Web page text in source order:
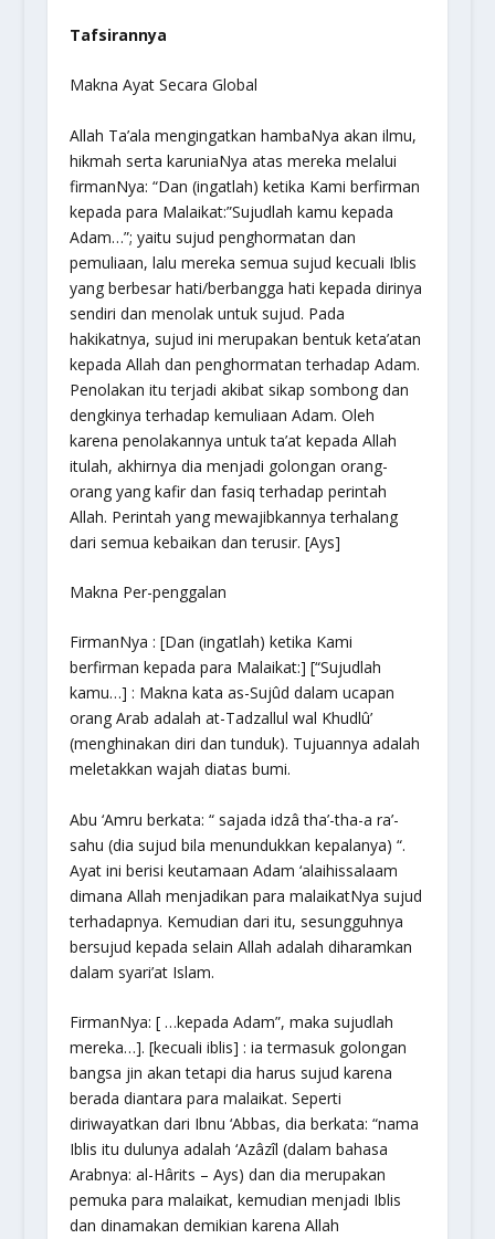
Tafsirannya
Makna Ayat Secara Global
Allah Ta’ala mengingatkan hambaNya akan ilmu,
hikmah serta karuniaNya atas mereka melalui
firmanNya: “Dan (ingatlah) ketika Kami berfirman
kepada para Malaikat:”Sujudlah kamu kepada
Adam…”; yaitu sujud penghormatan dan
pemuliaan, lalu mereka semua sujud kecuali Iblis
yang berbesar hati/berbangga hati kepada dirinya
sendiri dan menolak untuk sujud. Pada
hakikatnya, sujud ini merupakan bentuk keta’atan
kepada Allah dan penghormatan terhadap Adam.
Penolakan itu terjadi akibat sikap sombong dan
dengkinya terhadap kemuliaan Adam. Oleh
karena penolakannya untuk ta’at kepada Allah
itulah, akhirnya dia menjadi golongan orang-
orang yang kafir dan fasiq terhadap perintah
Allah. Perintah yang mewajibkannya terhalang
dari semua kebaikan dan terusir. [Ays]
Makna Per-penggalan
FirmanNya : [Dan (ingatlah) ketika Kami
berfirman kepada para Malaikat:] [“Sujudlah
kamu…] : Makna kata as-Sujûd dalam ucapan
orang Arab adalah at-Tadzallul wal Khudlû’
(menghinakan diri dan tunduk). Tujuannya adalah
meletakkan wajah diatas bumi.
Abu ‘Amru berkata: “ sajada idzâ tha’-tha-a ra’-
sahu (dia sujud bila menundukkan kepalanya) “.
Ayat ini berisi keutamaan Adam ‘alaihissalaam
dimana Allah menjadikan para malaikatNya sujud
terhadapnya. Kemudian dari itu, sesungguhnya
bersujud kepada selain Allah adalah diharamkan
dalam syari’at Islam.
FirmanNya: [ …kepada Adam”, maka sujudlah
mereka…]. [kecuali iblis] : ia termasuk golongan
bangsa jin akan tetapi dia harus sujud karena
berada diantara para malaikat. Seperti
diriwayatkan dari Ibnu ‘Abbas, dia berkata: “nama
Iblis itu dulunya adalah ‘Azâzîl (dalam bahasa
Arabnya: al-Hârits – Ays) dan dia merupakan
pemuka para malaikat, kemudian menjadi Iblis
dan dinamakan demikian karena Allah